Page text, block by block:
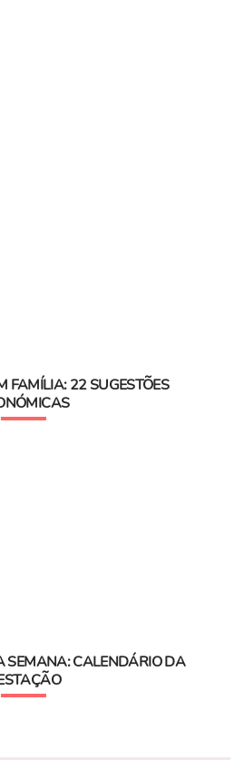
FAMÍLIA: 22 SUGESTÕES
SEMANA: CALENDÁRIO DA